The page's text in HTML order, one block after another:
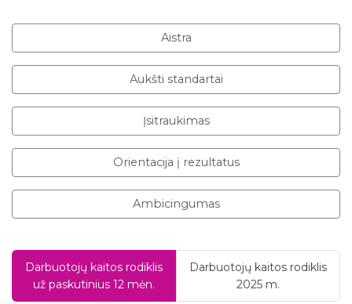
Aistra
Aukšti standartai
Įsitraukimas
Orientacija į rezultatus
Ambicingumas
Darbuotojų kaitos rodiklis
už paskutinius 12 mėn.
Darbuotojų kaitos rodiklis
2025 m.